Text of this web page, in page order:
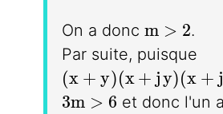
On a donc m >2
m > 2.
Par suite, puisque
(x + y)(x + jy)(x +
(x + y)(x + jy)(x + j
3m >6
3m > 6 et donc l'un